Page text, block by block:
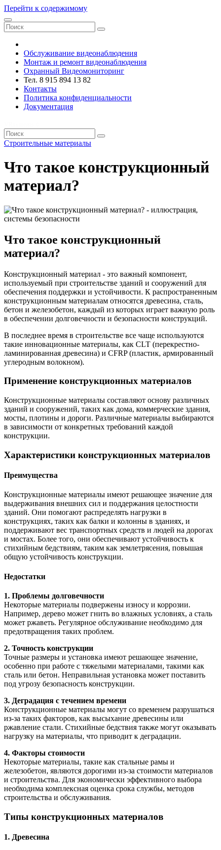
Перейти к содержимому
Обслуживание видеонаблюдения
Монтаж и ремонт видеонаблюдения
Охранный Видеомониторинг
Тел. 8 915 894 13 82
Контакты
Политика конфиденциальности
Документация
Строительные материалы
Что такое конструкционный
материал?
Что такое конструкционный
материал?
Конструкционный материал - это важный компонент,
используемый при строительстве зданий и сооружений для
обеспечения поддержки и устойчивости. К распространенным
конструкционным материалам относятся древесина, сталь,
бетон и железобетон, каждый из которых играет важную роль
в обеспечении долговечности и безопасности конструкций.
В последнее время в строительстве все чаще используются
такие инновационные материалы, как CLT (перекрестно-
ламинированная древесина) и CFRP (пластик, армированный
углеродным волокном).
Применение конструкционных материалов
Конструкционные материалы составляют основу различных
зданий и сооружений, таких как дома, коммерческие здания,
мосты, плотины и дороги. Различные материалы выбираются
в зависимости от конкретных требований каждой
конструкции.
Характеристики конструкционных материалов
Преимущества
Конструкционные материалы имеют решающее значение для
выдерживания внешних сил и поддержания целостности
зданий. Они помогают распределять нагрузки в
конструкциях, таких как балки и колонны в зданиях, и
поддерживают вес транспортных средств и людей на дорогах
и мостах. Более того, они обеспечивают устойчивость к
стихийным бедствиям, таким как землетрясения, повышая
общую устойчивость конструкции.
Недостатки
1. Проблемы долговечности
Некоторые материалы подвержены износу и коррозии.
Например, дерево может гнить во влажных условиях, а сталь
может ржаветь. Регулярное обслуживание необходимо для
предотвращения таких проблем.
2. Точность конструкции
Точные размеры и установка имеют решающее значение,
особенно при работе с тяжелыми материалами, такими как
сталь или бетон. Неправильная установка может поставить
под угрозу безопасность конструкции.
3. Деградация с течением времени
Конструкционные материалы могут со временем разрушаться
из-за таких факторов, как высыхание древесины или
ржавление стали. Стихийные бедствия также могут оказывать
нагрузку на материалы, что приводит к деградации.
4. Факторы стоимости
Некоторые материалы, такие как стальные рамы и
железобетон, являются дорогими из-за стоимости материалов
и строительства. Для экономически эффективного выбора
необходима комплексная оценка срока службы, методов
строительства и обслуживания.
Типы конструкционных материалов
1. Древесина